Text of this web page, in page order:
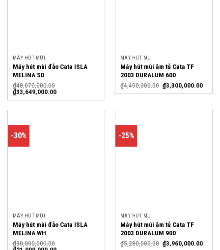
MÁY HÚT MÙI
Máy hút mùi đảo Cata ISLA
MELINA SD
₫48,070,000.00
₫33,649,000.00
MÁY HÚT MÙI
Máy hút mùi âm tủ Cata TF
2003 DURALUM 600
₫4,400,000.00 ₫3,300,000.00
-30%
MÁY HÚT MÙI
Máy hút mùi đảo Cata ISLA
MELINA WH
₫30,000,000.00
-25%
MÁY HÚT MÙI
Máy hút mùi âm tủ Cata TF
2003 DURALUM 900
₫5,280,000.00 ₫3,960,000.00